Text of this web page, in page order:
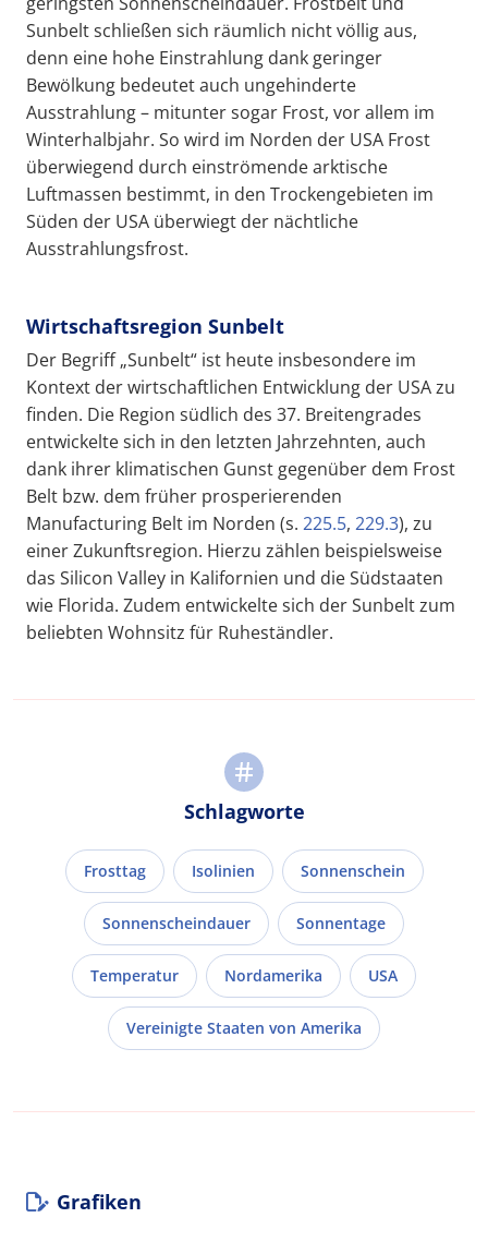
Sunbelt schließen sich räumlich nicht völlig aus,
denn eine hohe Einstrahlung dank geringer
Bewölkung bedeutet auch ungehinderte
Ausstrahlung – mitunter sogar Frost, vor allem im
Winterhalbjahr. So wird im Norden der USA Frost
überwiegend durch einströmende arktische
Luftmassen bestimmt, in den Trockengebieten im
Süden der USA überwiegt der nächtliche
Ausstrahlungsfrost.
Wirtschaftsregion Sunbelt
Der Begriff „Sunbelt“ ist heute insbesondere im
Kontext der wirtschaftlichen Entwicklung der USA zu
finden. Die Region südlich des 37. Breitengrades
entwickelte sich in den letzten Jahrzehnten, auch
dank ihrer klimatischen Gunst gegenüber dem Frost
Belt bzw. dem früher prosperierenden
Manufacturing Belt im Norden (s. 225.5, 229.3), zu
einer Zukunftsregion. Hierzu zählen beispielsweise
das Silicon Valley in Kalifornien und die Südstaaten
wie Florida. Zudem entwickelte sich der Sunbelt zum
beliebten Wohnsitz für Ruheständler.
Schlagworte
Frosttag Isolinien Sonnenschein
Sonnenscheindauer Sonnentage
Temperatur Nordamerika USA
Vereinigte Staaten von Amerika
Grafiken